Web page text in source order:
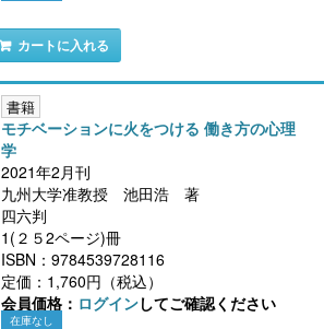
カートに入れる
書籍
モチベーションに火をつける 働き方の心理
学
2021年2月刊
九州大学准教授 池田浩 著
四六判
1(２５2ページ)冊
ISBN：9784539728116
定価：1,760円（税込）
会員価格： ログインしてご確認ください
在庫なし